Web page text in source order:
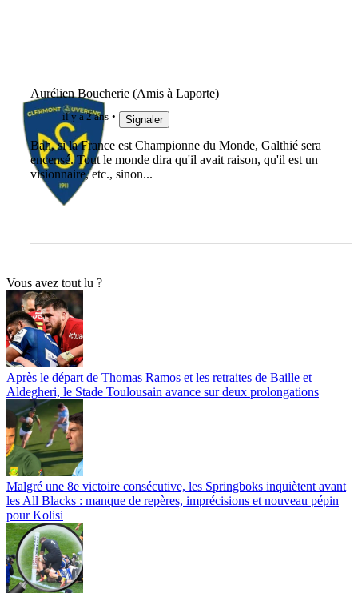
Aurélien Boucherie (Amis à Laporte)
il y a 2 ans Signaler
Bah, si la France est Championne du Monde, Galthié sera
encensé. Tout le monde dira qu'il avait raison, qu'il est un
visionnaire, etc., sinon...
Vous avez tout lu ?
Après le départ de Thomas Ramos et les retraites de Baille et
Aldegheri, le Stade Toulousain avance sur deux prolongations
Malgré une 8e victoire consécutive, les Springboks inquiètent avant
les All Blacks : manque de repères, imprécisions et nouveau pépin
pour Kolisi